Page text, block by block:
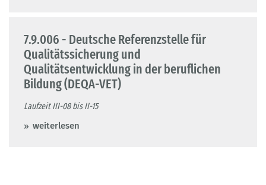
7.9.006 - Deutsche Referenzstelle für
Qualitätssicherung und
Qualitätsentwicklung in der beruflichen
Bildung (DEQA-VET)
Laufzeit III-08 bis II-15
weiterlesen